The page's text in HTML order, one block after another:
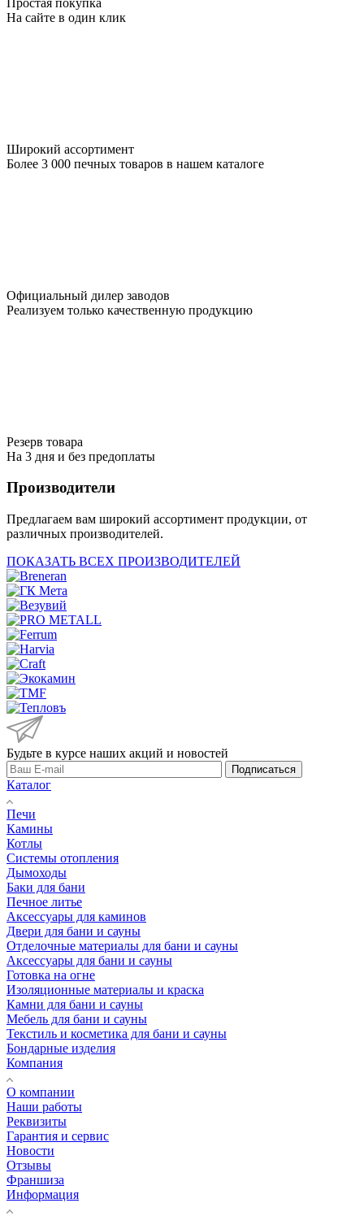
На сайте в один клик
Широкий ассортимент
Более 3 000 печных товаров в нашем каталоге
Официальный дилер заводов
Реализуем только качественную продукцию
Резерв товара
На 3 дня и без предоплаты
Производители
Предлагаем вам широкий ассортимент продукции, от
различных производителей.
ПОКАЗАТЬ ВСЕХ ПРОИЗВОДИТЕЛЕЙ
Будьте в курсе наших акций и новостей
Подписаться
Каталог
Печи
Камины
Котлы
Системы отопления
Дымоходы
Баки для бани
Печное литье
Аксессуары для каминов
Двери для бани и сауны
Отделочные материалы для бани и сауны
Аксессуары для бани и сауны
Готовка на огне
Изоляционные материалы и краска
Камни для бани и сауны
Мебель для бани и сауны
Текстиль и косметика для бани и сауны
Бондарные изделия
Компания
О компании
Наши работы
Реквизиты
Гарантия и сервис
Новости
Отзывы
Франшиза
Информация